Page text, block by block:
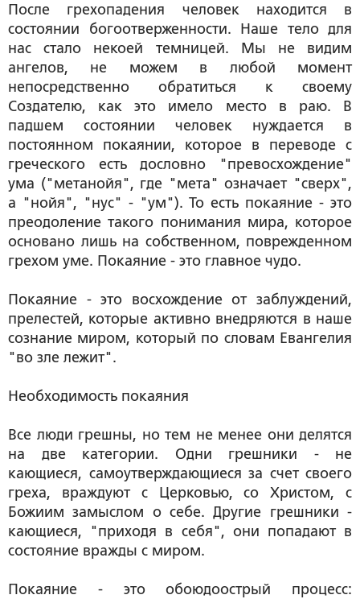
После грехопадения человек находится в
состоянии богоотверженности. Наше тело для
нас стало некоей темницей. Мы не видим
ангелов, не можем в любой момент
непосредственно обратиться к своему
Создателю, как это имело место в раю. В
падшем состоянии человек нуждается в
постоянном покаянии, которое в переводе с
греческого есть дословно "превосхождение"
ума ("метанойя", где "мета" означает "сверх",
а "нойя", "нус" - "ум"). То есть покаяние - это
преодоление такого понимания мира, которое
основано лишь на собственном, поврежденном
грехом уме. Покаяние - это главное чудо.
Покаяние - это восхождение от заблуждений,
прелестей, которые активно внедряются в наше
сознание миром, который по словам Евангелия
"во зле лежит".
Необходимость покаяния
Все люди грешны, но тем не менее они делятся
на две категории. Одни грешники - не
кающиеся, самоутверждающиеся за счет своего
греха, враждуют с Церковью, со Христом, с
Божиим замыслом о себе. Другие грешники -
кающиеся, "приходя в себя", они попадают в
состояние вражды с миром.
Покаяние - это обоюдоострый процесс: